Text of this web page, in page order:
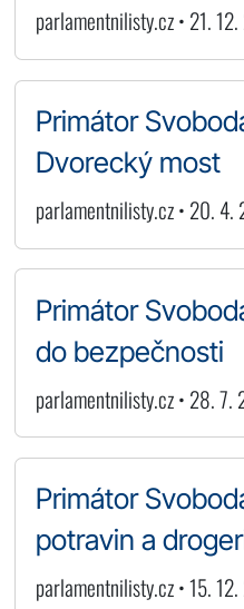
parlamentnilisty.cz • 21.
Primátor
Dvorecký most
parlamentnilisty.cz • 20.
Primátor
do bezpečnosti
parlamentnilisty.cz • 28.
Primátor
potravin a
parlamentnilisty.cz • 15.